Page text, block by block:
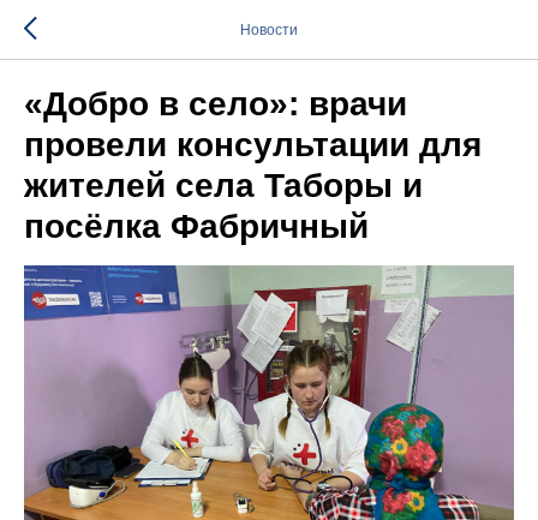
Новости
«Добро в село»: врачи
провели консультации для
жителей села Таборы и
посёлка Фабричный